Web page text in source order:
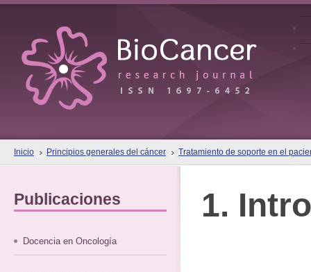
Inicio Principios generales del cáncer Tratamiento de soporte en el
Publicaciones
Docencia en Oncología
1.